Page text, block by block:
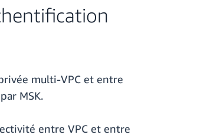
multi-VPC et entre
MSK.
entre VPC et entre